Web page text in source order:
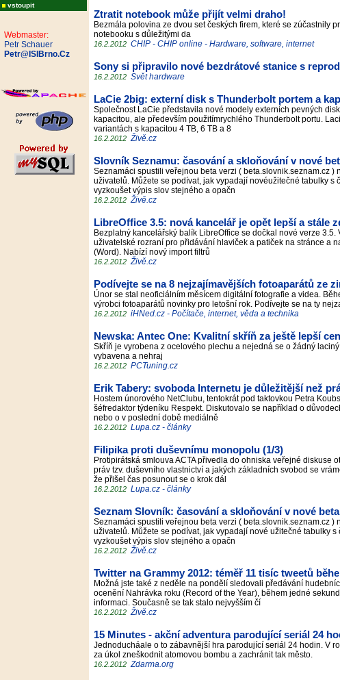
vstoupit
Webmaster:
Petr Schauer
Petr@ISIBrno.Cz
Ztratit notebook může přijít velmi draho!
Bezmála polovina ze dvou set českých firem, které se zúčastnily
notebooku s důležitými da
16.2.2012 CHIP - CHIP online - Hardware, software, internet
Sony si připravilo nové bezdrátové stanice s
16.2.2012 Svět hardware
LaCie 2big: externí disk s Thunderbolt portem a
Společnost LaCie představila nové modely externích pevných
kapacitou, ale především použitímrychlého Thunderbolt portu.
variantách s kapacitou 4 TB, 6 TB a 8
16.2.2012 Živě.cz
Slovník Seznamu: časování a skloňování v nové
Seznamáci spustili veřejnou beta verzi ( beta.slovnik.seznam.cz )
uživatelů. Můžete se podívat, jak vypadají novéužitečné tabulky s
vyzkoušet výpis slov stejného a opačn
16.2.2012 Živě.cz
LibreOffice 3.5: nová kancelář je opět lepší a stále
Bezplatný kancelářský balík LibreOffice se dočkal nové verze
uživatelské rozraní pro přidávání hlaviček a patiček na stránce a
(Word). Nabízí nový import filtrů
16.2.2012 Živě.cz
Podívejte se na 8 nejzajímavějších fotoaparátů ze
Únor se stal neoficiálním měsícem digitální fotografie a videa.
výrobci fotoaparátů novinky pro letošní rok. Podívejte se na ty
16.2.2012 iHNed.cz - Počítače, internet, věda a technika
Newska: Antec One: Kvalitní skříň za ještě lepší
Skříň je vyrobena z ocelového plechu a nejedná se o žádný
vybavena a nehraj
16.2.2012 PCTuning.cz
Erik Tabery: svoboda Internetu je důležitější než
Hostem únorového NetClubu, tentokrát pod taktovkou Petra
šéfredaktor týdeníku Respekt. Diskutovalo se například o
nebo o v poslední době mediálně
16.2.2012 Lupa.cz - články
Filipika proti duševnímu monopolu (1/3)
Protipirátská smlouva ACTA přivedla do ohniska veřejné diskuse
práv tzv. duševního vlastnictví a jakých základních svobod se
že přišel čas posunout se o krok dál
16.2.2012 Lupa.cz - články
Seznam Slovník: časování a skloňování v nové
Seznamáci spustili veřejnou beta verzi ( beta.slovnik.seznam.cz
uživatelů. Můžete se podívat, jak vypadají nové užitečné tabulky
vyzkoušet výpis slov stejného a opačn
16.2.2012 Živě.cz
Twitter na Grammy 2012: téměř 11 tisíc tweetů
Možná jste také z neděle na pondělí sledovali předávání
ocenění Nahrávka roku (Record of the Year), během jedné
informaci. Současně se tak stalo nejvyšším čí
16.2.2012 Živě.cz
15 Minutes - akční adventura parodující seriál 24
Jednoducháale o to zábavnější hra parodující seriál 24 hodin. V
za úkol zneškodnit atomovou bombu a zachránit tak město.
16.2.2012 Zdarma.org